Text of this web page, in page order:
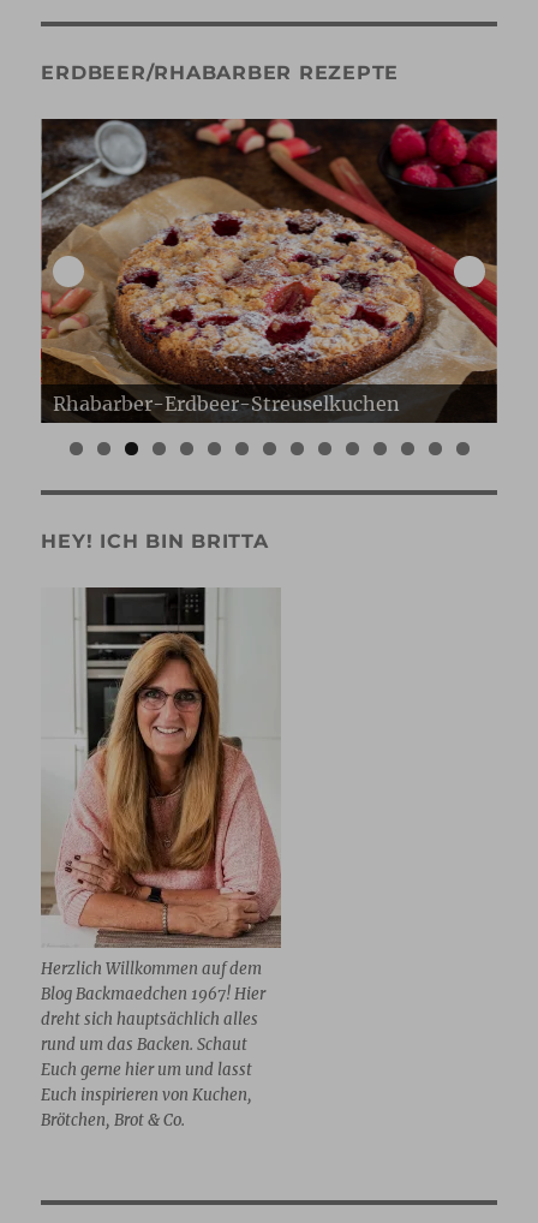
ERDBEER/RHABARBER REZEPTE
Erdbeer Gugelhupf
0 1 2 3 4 5
HEY! ICH BIN BRITTA
Herzlich Willkommen auf dem
Blog Backmaedchen 1967! Hier
dreht sich hauptsächlich alles
rund um das Backen. Schaut
Euch gerne hier um und lasst
Euch inspirieren von Kuchen,
Brötchen, Brot & Co.